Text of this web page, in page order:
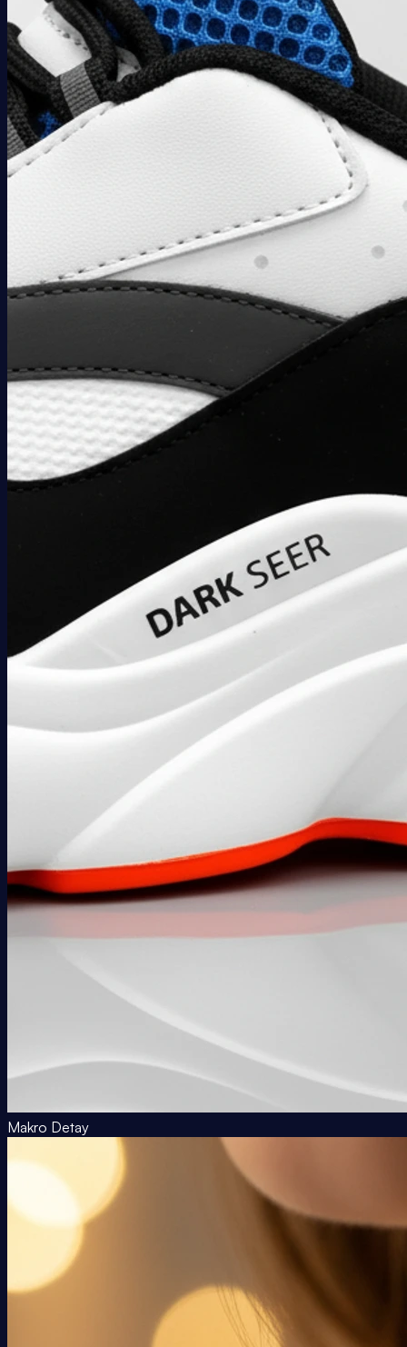
Makro Detay